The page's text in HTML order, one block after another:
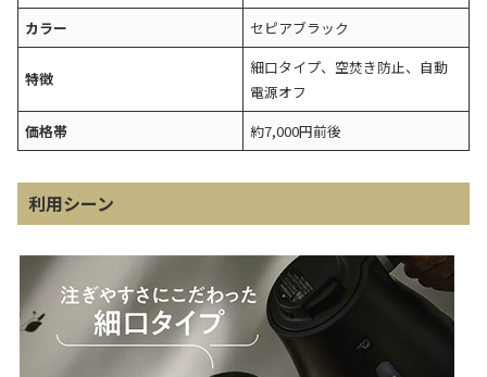
カラー
セピアブラック
特徴
細口タイプ、空焚き防止、自動
電源オフ
価格帯
約7,000円前後
利用シーン